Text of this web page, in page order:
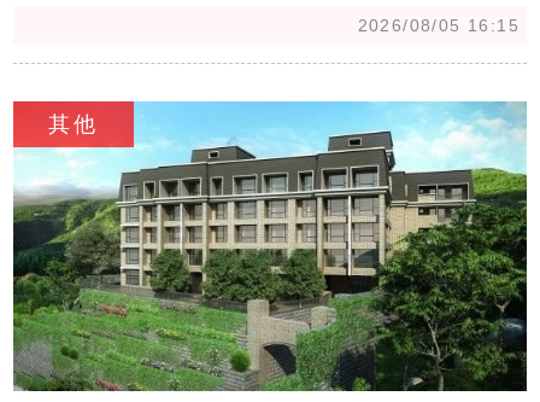
押債權為邱個人貸款，與台開無涉，且邱任內已
領取鉅額保證溢酬，公司無虧欠。台開指控邱氏
父女任內經營失敗且財務結構存在重大問題，更
點名邱于芸涉及多筆可疑資金流向與非常規交
易，目前已進入司法調查。針對邱氏父女的公開
言論，台開揚言將採取民事求償與刑事告訴，要
求其停止誤導社會，並誠實面對司法調查及股東
質疑。
2026/08/05 16:15
其他